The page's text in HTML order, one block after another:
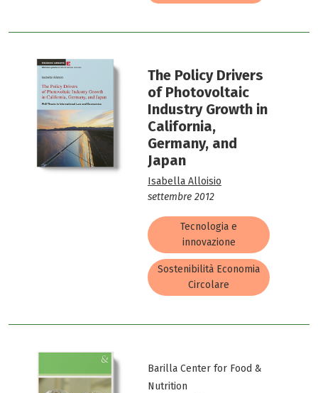
The Policy Drivers
of Photovoltaic
Industry Growth in
California,
Germany, and
Japan
Isabella Alloisio
settembre 2012
Tecnologia e
innovazione
Sostenibilità Economia
Circolare
Barilla Center for Food &
Nutrition